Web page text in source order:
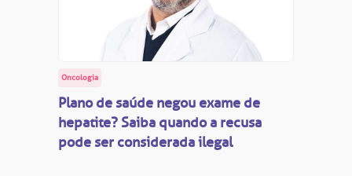
Oncologia
Plano de saúde negou exame de
hepatite? Saiba quando a recusa
pode ser considerada ilegal